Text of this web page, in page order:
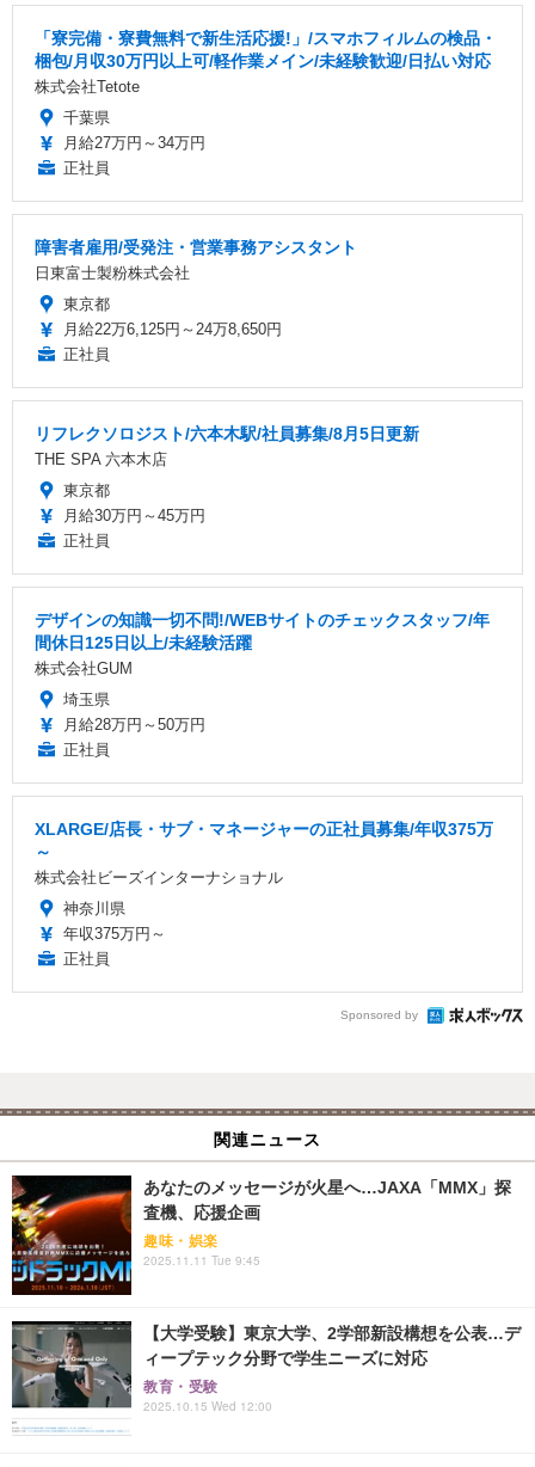
「寮完備・寮費無料で新生活応援!」/スマホフィルムの検品・
梱包/月収30万円以上可/軽作業メイン/未経験歓迎/日払い対応
株式会社Tetote
千葉県
月給27万円～34万円
正社員
障害者雇用/受発注・営業事務アシスタント
日東富士製粉株式会社
東京都
月給22万6,125円～24万8,650円
正社員
リフレクソロジスト/六本木駅/社員募集/8月5日更新
THE SPA 六本木店
東京都
月給30万円～45万円
正社員
デザインの知識一切不問!/WEBサイトのチェックスタッフ/年
間休日125日以上/未経験活躍
株式会社GUM
埼玉県
月給28万円～50万円
正社員
XLARGE/店長・サブ・マネージャーの正社員募集/年収375万
～
株式会社ビーズインターナショナル
神奈川県
年収375万円～
正社員
Sponsored by
関連ニュース
あなたのメッセージが火星へ…JAXA「MMX」探
査機、応援企画
趣味・娯楽
2025.11.11 Tue 9:45
【大学受験】東京大学、2学部新設構想を公表…デ
ィープテック分野で学生ニーズに対応
教育・受験
2025.10.15 Wed 12:00